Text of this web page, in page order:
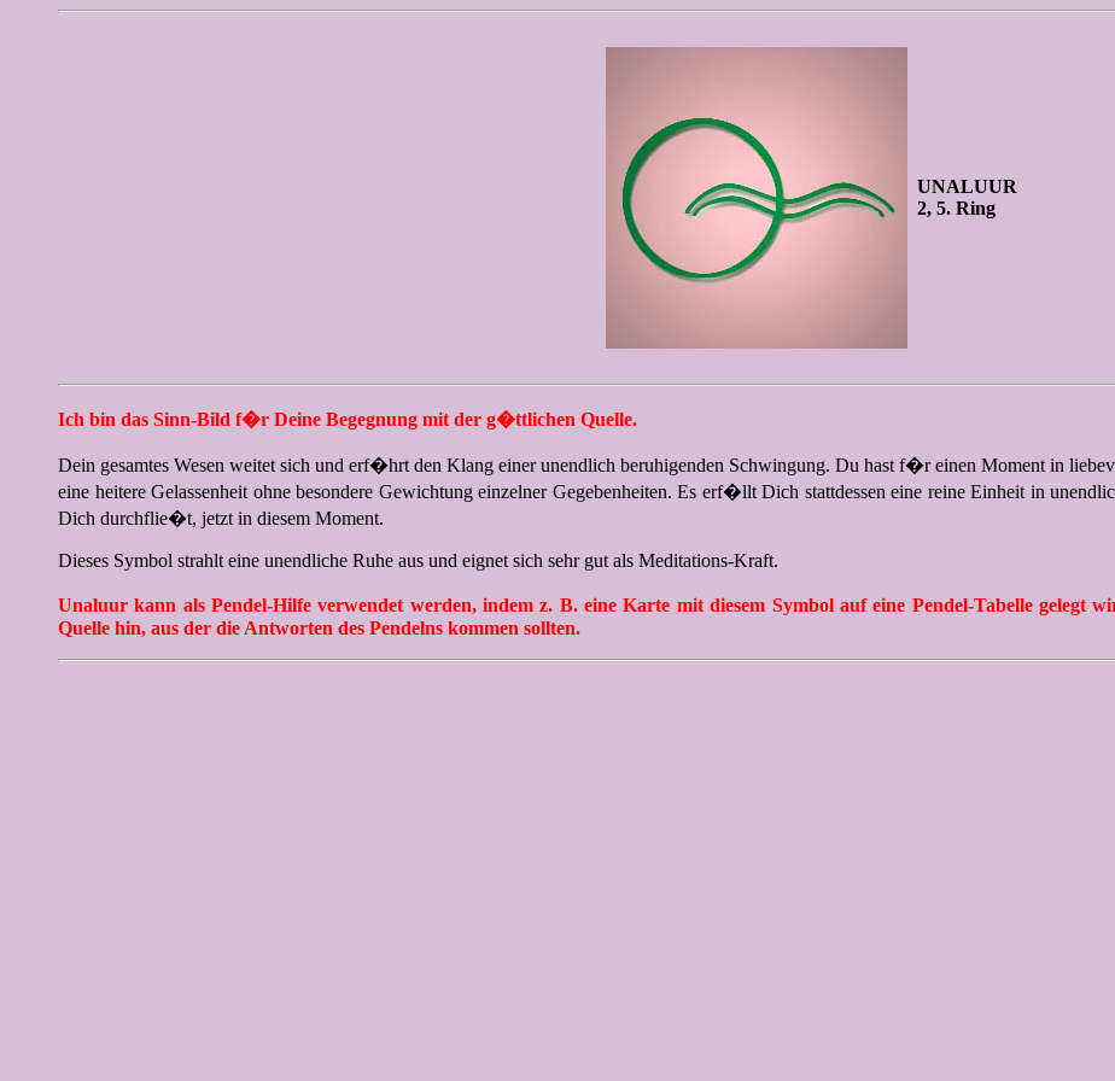
UNALUUR
2, 5. Ring
Ich bin das Sinn-Bild f�r Deine Begegnung mit der g�ttlichen Quelle.
Dein gesamtes Wesen weitet sich und erf�hrt den Klang einer unendlich beruhigenden Schwingung. Du hast f�r einen Moment in
eine heitere Gelassenheit ohne besondere Gewichtung einzelner Gegebenheiten. Es erf�llt Dich stattdessen eine reine Einheit in
Dich durchflie�t, jetzt in diesem Moment.
Dieses Symbol strahlt eine unendliche Ruhe aus und eignet sich sehr gut als Meditations-Kraft.
Unaluur kann als Pendel-Hilfe verwendet werden, indem z. B. eine Karte mit diesem Symbol auf eine Pendel-Tabelle
Quelle hin, aus der die Antworten des Pendelns kommen sollten.